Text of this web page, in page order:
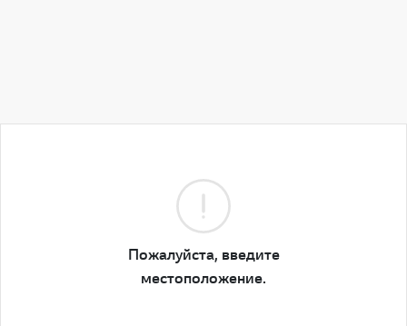
Пожалуйста, введите
местоположение.